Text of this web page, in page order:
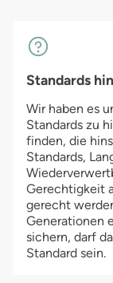
Standards
Wir haben es
Standards zu
finden, die
Standards,
Gerechtigkeit
gerecht
Generationen
sichern, darf
Standard sein.